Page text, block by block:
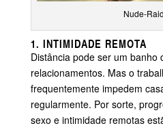
Nude-
1. INTIMIDADE REMOTA
Distância pode ser um banho
relacionamentos. Mas o
frequentemente impedem
regularmente. Por sorte,
sexo e intimidade remotas